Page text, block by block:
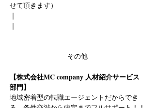
せて頂きます）
｜
｜
その他
【株式会社MC company 人材紹介サービス
部門】
地域密着型の転職エージェントだからでき